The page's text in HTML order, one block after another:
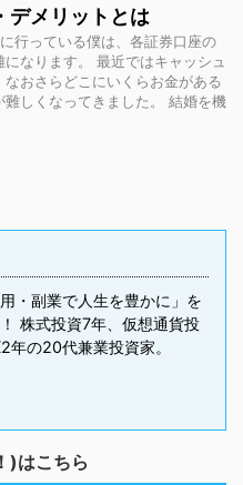
デメリットとは
行っている僕は、各証券口座の
なります。 最近ではキャッシュ
なおさらどこにいくらお金がある
難しくなってきました。 結婚を機
用・副業で人生を豊かに」を
株式投資7年、仮想通貨投
年の20代兼業投資家。
)はこちら